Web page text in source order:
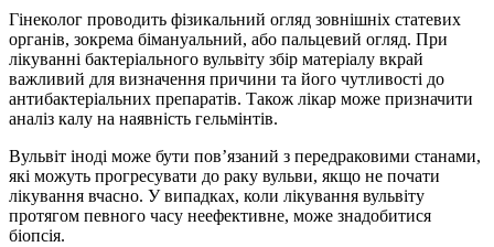
Гінеколог проводить фізикальний огляд зовнішніх статевих
органів, зокрема бімануальний, або пальцевий огляд. При
лікуванні бактеріального вульвіту збір матеріалу вкрай
важливий для визначення причини та його чутливості до
антибактеріальних препаратів. Також лікар може призначити
аналіз калу на наявність гельмінтів.
Вульвіт іноді може бути пов’язаний з передраковими станами,
які можуть прогресувати до раку вульви, якщо не почати
лікування вчасно. У випадках, коли лікування вульвіту
протягом певного часу неефективне, може знадобитися
біопсія.